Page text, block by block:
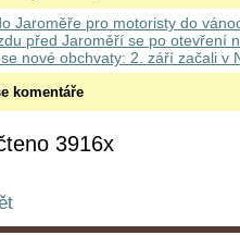
Jaroměře pro motoristy do
před Jaroměří se po otevření
nové obchvaty: 2. září začali v
komentáře
3916x